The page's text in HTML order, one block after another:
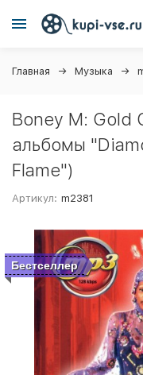
Главная Музыка
Boney M: Gold
альбомы
Flame")
Артикул: m2381
Бестселлер